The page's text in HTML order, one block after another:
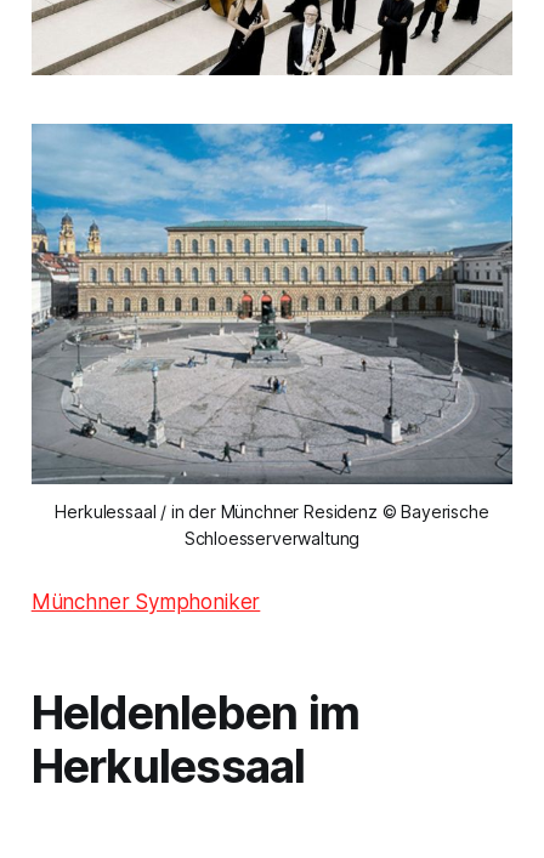
Herkulessaal / in der Münchner Residenz © Bayerische
Schloesserverwaltung
Münchner Symphoniker
Heldenleben im
Herkulessaal